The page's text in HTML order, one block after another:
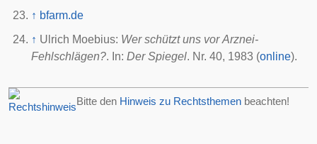
↑ bfarm.de
↑ Ulrich Moebius: Wer schützt uns vor Arznei-
Fehlschlägen?. In: Der Spiegel. Nr. 40, 1983 (online).
Bitte den Hinweis zu Rechtsthemen beachten!